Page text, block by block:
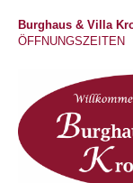
Burghaus & Villa
ÖFFNUNGSZEITEN